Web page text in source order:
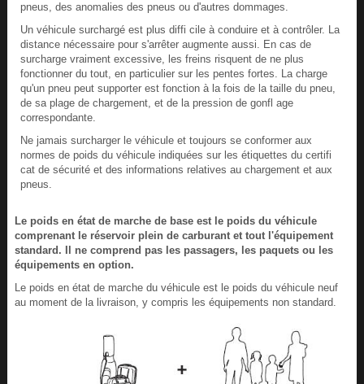
pneus, des anomalies des pneus ou d'autres dommages.
Un véhicule surchargé est plus diffi cile à conduire et à contrôler. La
distance nécessaire pour s'arrêter augmente aussi. En cas de
surcharge vraiment excessive, les freins risquent de ne plus
fonctionner du tout, en particulier sur les pentes fortes. La charge
qu'un pneu peut supporter est fonction à la fois de la taille du pneu,
de sa plage de chargement, et de la pression de gonfl age
correspondante.
Ne jamais surcharger le véhicule et toujours se conformer aux
normes de poids du véhicule indiquées sur les étiquettes du certifi
cat de sécurité et des informations relatives au chargement et aux
pneus.
Le poids en état de marche de base est le poids du véhicule
comprenant le réservoir plein de carburant et tout l'équipement
standard. Il ne comprend pas les passagers, les paquets ou les
équipements en option.
Le poids en état de marche du véhicule est le poids du véhicule neuf
au moment de la livraison, y compris les équipements non standard.